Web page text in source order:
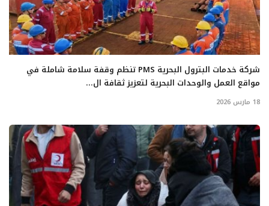
شركة خدمات البترول البحرية PMS تنظم وقفة سلامة شاملة في
مواقع العمل والوحدات البحرية لتعزيز ثقافة ال...
18 مارس 2026